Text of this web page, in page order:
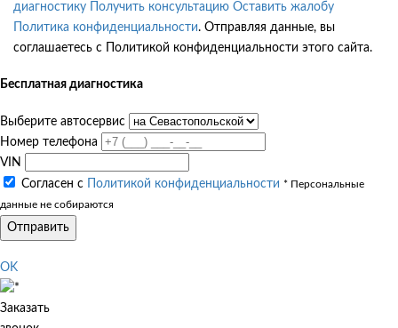
диагностику
Получить консультацию Оставить жалобу
Политика конфиденциальности. Отправляя данные, вы
соглашаетесь с Политикой конфиденциальности этого сайта.
Бесплатная диагностика
Выберите автосервис
Номер телефона
VIN
Согласен с
Политикой конфиденциальности * Персональные
данные не собираются
Отправить
OK
Заказать